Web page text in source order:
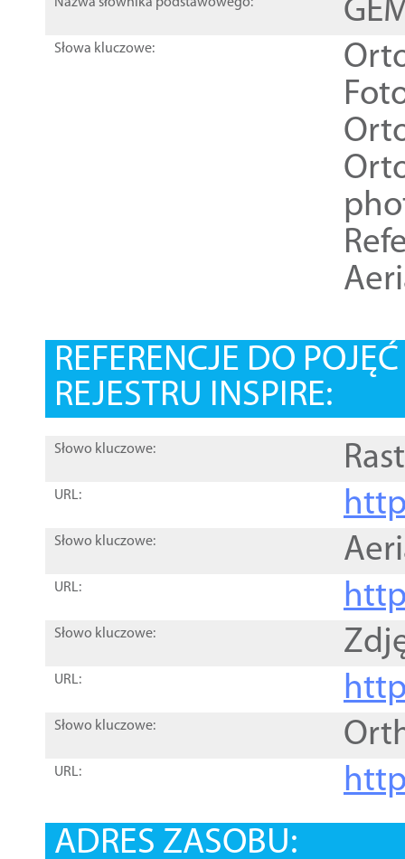
Słowa kluczowe:
REFERENCJE DO
REJESTRU INSPIRE:
Słowo kluczowe:
URL:
Słowo kluczowe:
URL:
Słowo kluczowe:
URL:
Słowo kluczowe:
URL:
ADRES ZASOBU: